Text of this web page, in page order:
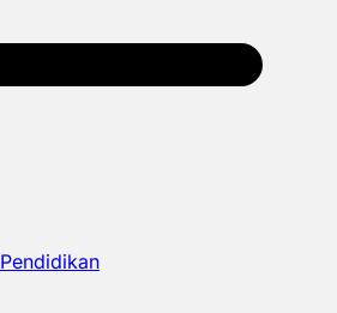
Pendidikan